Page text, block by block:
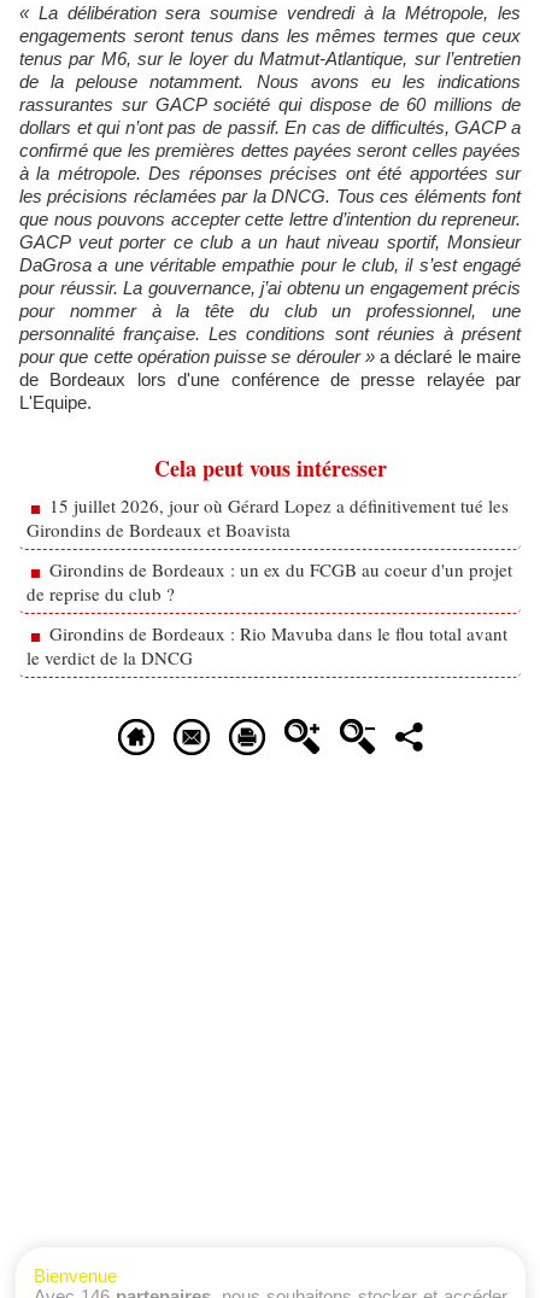
« La délibération sera soumise vendredi à la Métropole, les
engagements seront tenus dans les mêmes termes que ceux
tenus par M6, sur le loyer du Matmut-Atlantique, sur l’entretien
de la pelouse notamment. Nous avons eu les indications
rassurantes sur GACP société qui dispose de 60 millions de
dollars et qui n’ont pas de passif. En cas de difficultés, GACP a
confirmé que les premières dettes payées seront celles payées
à la métropole. Des réponses précises ont été apportées sur
les précisions réclamées par la DNCG. Tous ces éléments font
que nous pouvons accepter cette lettre d’intention du repreneur.
GACP veut porter ce club a un haut niveau sportif, Monsieur
DaGrosa a une véritable empathie pour le club, il s’est engagé
pour réussir. La gouvernance, j’ai obtenu un engagement précis
pour nommer à la tête du club un professionnel, une
personnalité française. Les conditions sont réunies à présent
pour que cette opération puisse se dérouler »a déclaré le maire
de Bordeaux lors d'une conférence de presse relayée par
L'Equipe.
Cela peut vous intéresser
15 juillet 2026, jour où Gérard Lopez a définitivement tué les
Girondins de Bordeaux et Boavista
Girondins de Bordeaux : un ex du FCGB au coeur d'un projet
de reprise du club ?
Girondins de Bordeaux : Rio Mavuba dans le flou total avant
le verdict de la DNCG
Bienvenue